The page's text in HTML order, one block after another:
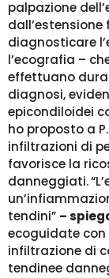
palpazione
diagnosticare
l’ecografia –
effettuano
diagnosi,
epicondiloidei
ho proposto a
infiltrazioni di
favorisce la
danneggiati.
tendini” –
ecoguidate con
infiltrazione di
tendinee